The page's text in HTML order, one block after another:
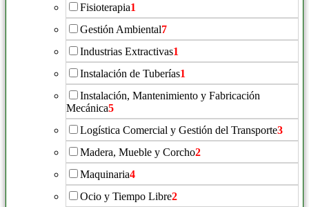
Fisioterapia1
Gestión Ambiental7
Industrias Extractivas1
Instalación de Tuberías1
Instalación, Mantenimiento y Fabricación
Mecánica5
Logística Comercial y Gestión del Transporte3
Madera, Mueble y Corcho2
Maquinaria4
Ocio y Tiempo Libre2